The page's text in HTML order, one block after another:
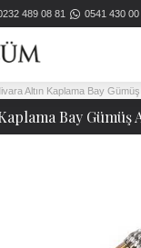
489 08 81 0541 430 00
Altın Kaplama Bay
Bay Gümüş